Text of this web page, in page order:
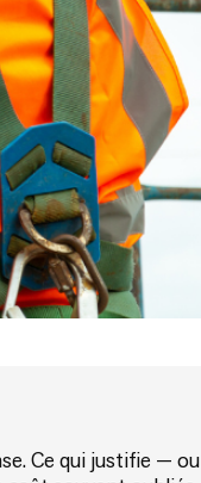
Ce qui justifie — ou